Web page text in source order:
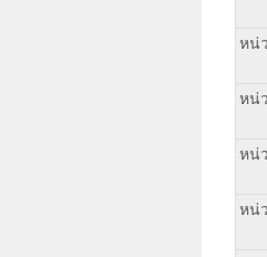
หน่
หน่
หน่
หน่